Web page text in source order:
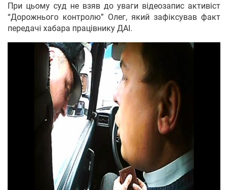
При цьому суд не взяв до уваги відеозапис активіст
“Дорожнього контролю” Олег, який зафіксував факт
передачі хабара працівнику ДАІ.